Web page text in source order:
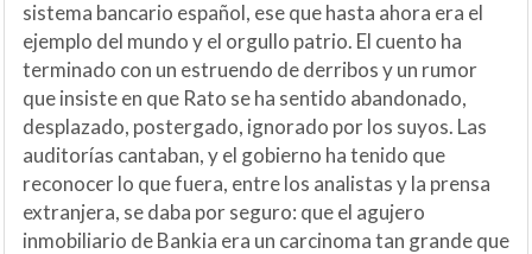
sistema bancario español, ese que hasta ahora era el
ejemplo del mundo y el orgullo patrio. El cuento ha
terminado con un estruendo de derribos y un rumor
que insiste en que Rato se ha sentido abandonado,
desplazado, postergado, ignorado por los suyos. Las
auditorías cantaban, y el gobierno ha tenido que
reconocer lo que fuera, entre los analistas y la prensa
extranjera, se daba por seguro: que el agujero
inmobiliario de Bankia era un carcinoma tan grande que